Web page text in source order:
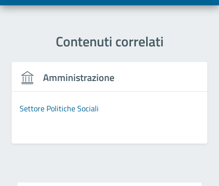
Contenuti correlati
Amministrazione
Settore Politiche Sociali